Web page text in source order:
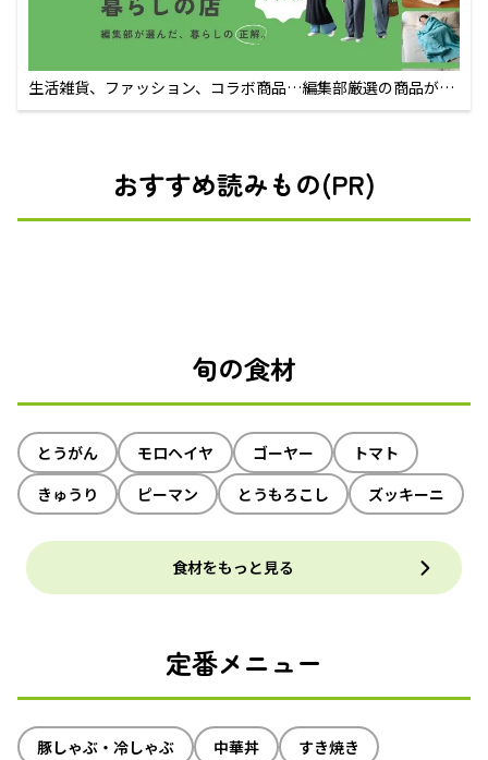
生活雑貨、ファッション、コラボ商品…編集部厳選の商品が買
えるECサイト
おすすめ読みもの(PR)
旬の食材
とうがん モロヘイヤ ゴーヤー
トマト
きゅうり
ピーマン とうもろこし ズッキーニ
食材をもっと見る
定番メニュー
豚しゃぶ・冷しゃぶ 中華丼
すき焼き